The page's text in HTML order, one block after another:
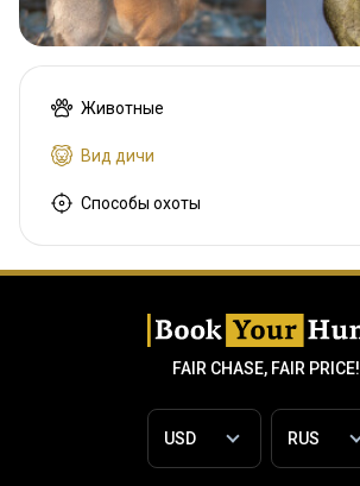
Животные
Вид дичи
Способы охоты
FAIR CHASE, FAIR PRICE!